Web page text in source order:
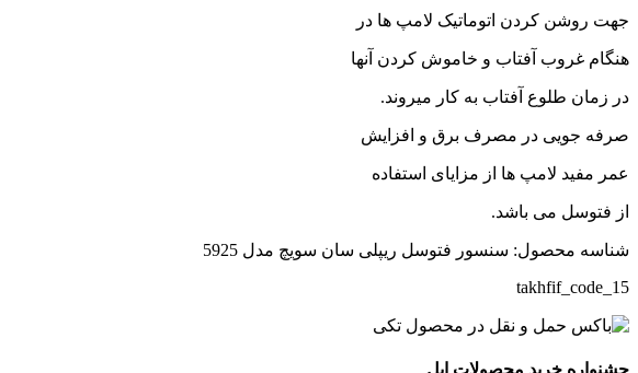
جهت روشن کردن اتوماتیک لامپ ها در
هنگام غروب آفتاب و خاموش کردن آنها
در زمان طلوع آفتاب به کار میروند.
صرفه جویی در مصرف برق و افزایش
عمر مفید لامپ ها از مزایای استفاده
از فتوسل می باشد.
شناسه محصول: سنسور فتوسل ریپلی سان سویچ مدل 5925
takhfif_code_15
جشنواره خرید محصولات اپل